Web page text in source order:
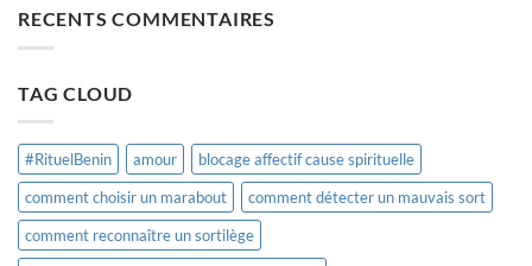
RECENTS COMMENTAIRES
TAG CLOUD
#RituelBenin amour
blocage affectif cause spirituelle
comment choisir un marabout
comment détecter un mauvais sort
comment reconnaître un sortilège